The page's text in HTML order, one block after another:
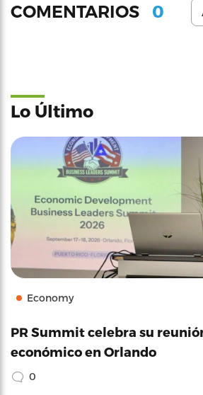
COMENTARIOS 0
Lo Último
Economy
PR Summit celebra su
económico en Orlando
0